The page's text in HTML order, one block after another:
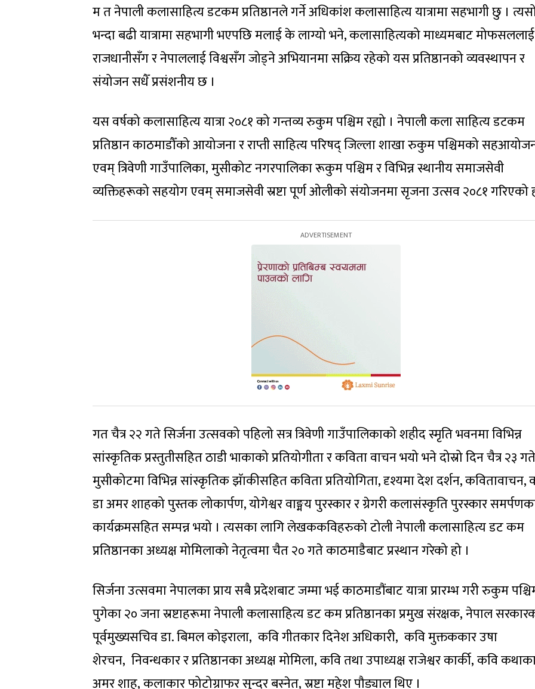
म त नेपाली कलासाहित्य डटकम प्रतिष्ठानले गर्ने अधिकांश कलासाहित्य यात्रामा सहभागी छु ।
भन्दा बढी यात्रामा सहभागी भएपछि मलाई के लाग्यो भने, कलासाहित्यको माध्यमबाट मोफसललाई
राजधानीसँग र नेपाललाई विश्वसँग जोड्ने अभियानमा सक्रिय रहेको यस प्रतिष्ठानको व्यवस्थापन र
संयोजन सधैँ प्रसंशनीय छ ।
यस वर्षको कलासाहित्य यात्रा २०८१ को गन्तव्य रुकुम पश्चिम रह्यो । नेपाली कला साहित्य डटकम
प्रतिष्ठान काठमाडौँको आयोजना र राप्ती साहित्य परिषद् जिल्ला शाखा रुकुम पश्चिमको
एवम् त्रिवेणी गाउँपालिका, मुसीकोट नगरपालिका रूकुम पश्चिम र विभिन्न स्थानीय समाजसेवी
व्यक्तिहरूको सहयोग एवम् समाजसेवी स्रष्टा पूर्ण ओलीको संयोजनमा सृजना उत्सव २०८१ गरिएको
गत चैत्र २२ गते सिर्जना उत्सवको पहिलो सत्र त्रिवेणी गाउँपालिकाको शहीद स्मृति भवनमा विभिन्न
सांस्कृतिक प्रस्तुतीसहित ठाडी भाकाको प्रतियोगीता र कविता वाचन भयो भने दोस्रो दिन चैत्र २३ गते
मुसीकोटमा विभिन्न सांस्कृतिक झॅाकीसहित कविता प्रतियोगिता, दृश्यमा देश दर्शन, कवितावाचन,
डा अमर शाहको पुस्तक लोकार्पण, योगेश्वर वाङ्मय पुरस्कार र ग्रेगरी कलासंस्कृति पुरस्कार
कार्यक्रमसहित सम्पन्न भयो । त्यसका लागि लेखककविहरुको टोली नेपाली कलासाहित्य डट कम
प्रतिष्ठानका अध्यक्ष मोमिलाको नेतृत्वमा चैत २० गते काठमाडैबाट प्रस्थान गरेको हो ।
सिर्जना उत्सवमा नेपालका प्राय सबै प्रदेशबाट जम्मा भई काठमाडौंबाट यात्रा प्रारम्भ गरी रुकुम
पुगेका २० जना स्रष्टाहरूमा नेपाली कलासाहित्य डट कम प्रतिष्ठानका प्रमुख संरक्षक, नेपाल
पूर्वमुख्यसचिव डा. बिमल कोइराला, कवि गीतकार दिनेश अधिकारी, कवि मुक्तककार उषा
शेरचन, निवन्धकार र प्रतिष्ठानका अध्यक्ष मोमिला, कवि तथा उपाध्यक्ष राजेश्वर कार्की, कवि
अमर शाह, कलाकार फोटोग्राफर सुन्दर बस्नेत, स्रष्टा महेश पौड्याल थिए ।